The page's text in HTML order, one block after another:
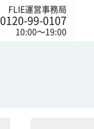
FLIE運営事務局
0120-99-0107
10:00〜19:00